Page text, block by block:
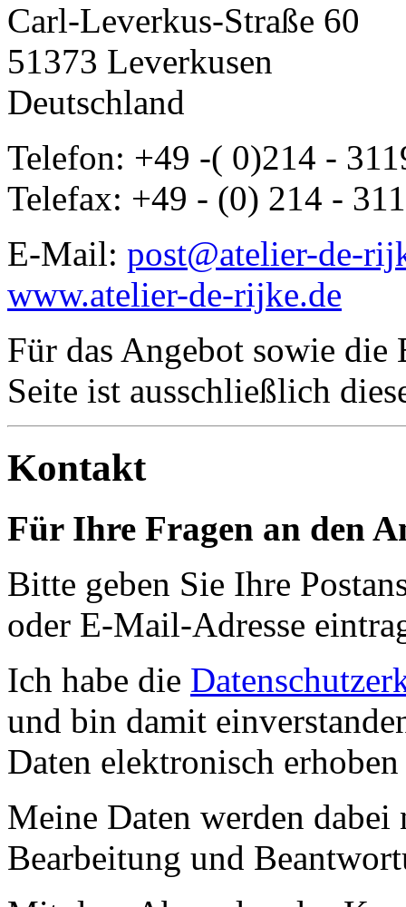
Carl-Leverkus-Straße 60
51373 Leverkusen
Deutschland
Telefon: +49 -( 0)214 -
Telefax: +49 - (0) 214 -
E-Mail: post@atelier-de-
www.atelier-de-rijke.de
Für das Angebot sowie
Seite ist ausschließlich
Kontakt
Für Ihre Fragen an den
Bitte geben Sie Ihre
oder E-Mail-Adresse
Ich habe die
und bin damit
Daten elektronisch
Meine Daten werden
Bearbeitung und